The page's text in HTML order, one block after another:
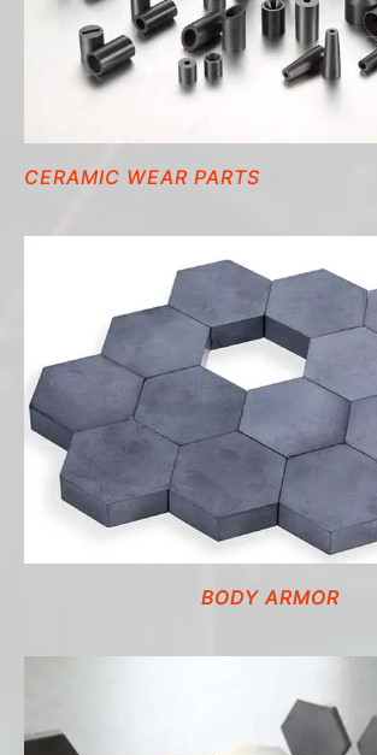
CERAMIC WEAR PARTS
BODY ARMOR